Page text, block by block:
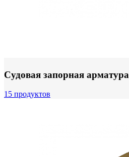
Судовая запорная арматура
15 продуктов